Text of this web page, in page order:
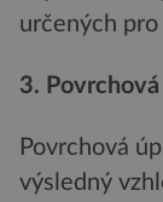
určených
3.
Povrchová
výsledný